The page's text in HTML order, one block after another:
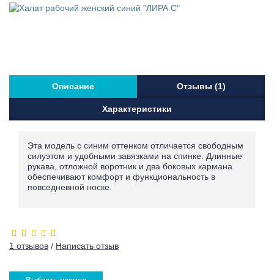
Описание Отзывы (1)
Характеристики
Эта модель с синим оттенком отличается свободным
силуэтом и удобными завязками на спинке. Длинные
рукава, отложной воротник и два боковых кармана
обеспечивают комфорт и функциональность в
повседневной носке.
1 отзывов / Написать отзыв